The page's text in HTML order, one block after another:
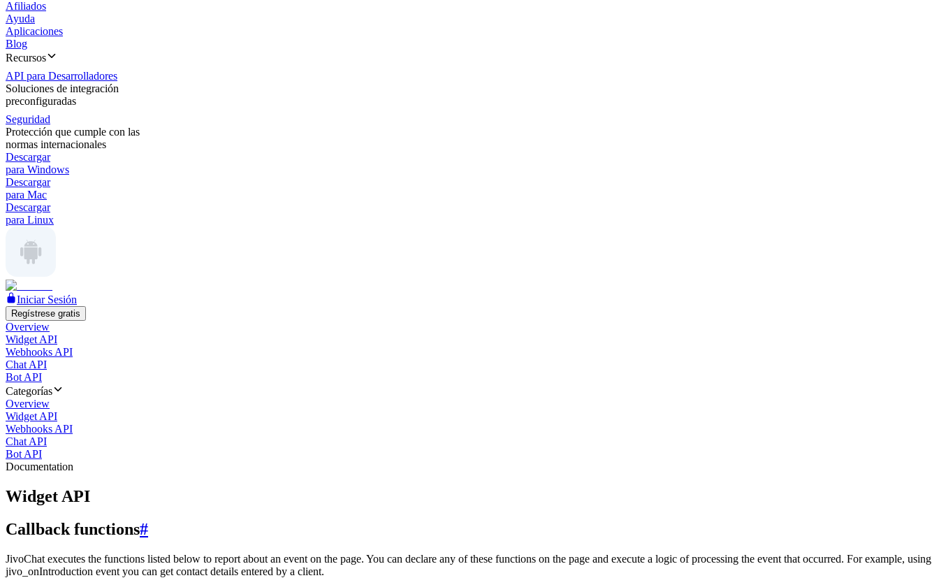
Afiliados
Ayuda
Aplicaciones
Blog
Recursos
API para Desarrolladores
Soluciones de integración
preconfiguradas
Seguridad
Protección que cumple con las
normas internacionales
Descargar
para Windows
Descargar
para Mac
Descargar
para Linux
Iniciar Sesión
Regístrese gratis
Overview
Widget API
Webhooks API
Chat API
Bot API
Categorías
Overview
Widget API
Webhooks API
Chat API
Bot API
Documentation
Widget API
Callback functions#
JivoChat executes the functions listed below to report about an event on the page. You can declare any of these functions on the page and execute a logic of processing the event that occurred. For example, using
jivo_onIntroduction event you can get contact details entered by a client.